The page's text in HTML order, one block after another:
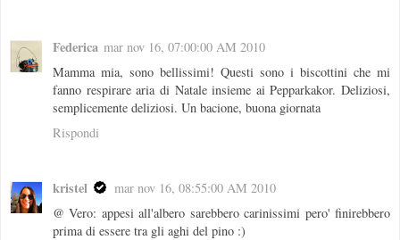
Federica mar nov 16, 07:00:00 AM 2010
Mamma mia, sono bellissimi! Questi sono i biscottini che mi
fanno respirare aria di Natale insieme ai Pepparkakor. Deliziosi,
semplicemente deliziosi. Un bacione, buona giornata
Rispondi
kristel
mar nov 16, 08:55:00 AM 2010
@ Vero: appesi all'albero sarebbero carinissimi pero' finirebbero
prima di essere tra gli aghi del pino :)